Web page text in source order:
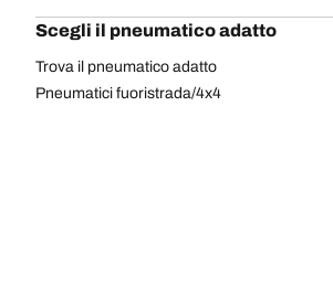
Scegli il pneumatico adatto
Trova il pneumatico adatto
Pneumatici fuoristrada/4x4